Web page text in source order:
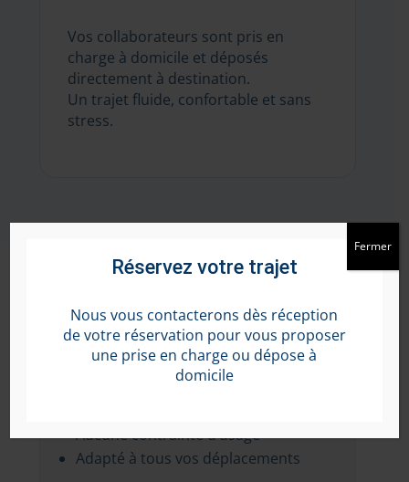
Vos collaborateurs sont pris en
charge à domicile et déposés
directement à destination.
Un trajet fluide, confortable et sans
stress.
Une flexibilité totale
Utilisation sur toutes les lignes
Aucune contrainte d’usage
Adapté à tous vos déplacements
Réservez votre trajet
Nous vous contacterons dès réception
de votre réservation pour vous proposer
une prise en charge ou dépose à
domicile
Fermer